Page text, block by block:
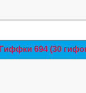
Гиффки 694 (30